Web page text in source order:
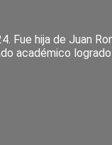
Fue hija de Juan
académico